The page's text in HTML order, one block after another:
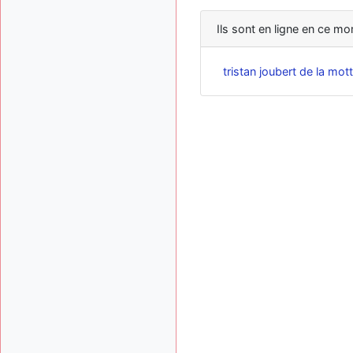
Ils sont en ligne en ce
tristan joubert de la